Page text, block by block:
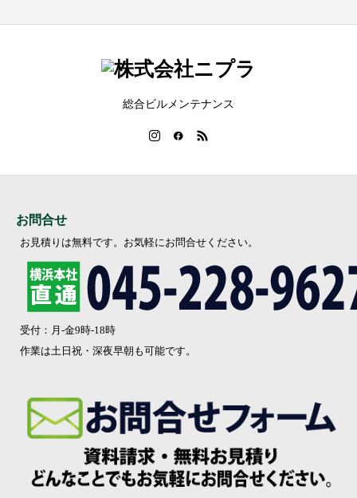
総合ビルメンテナンス
お問合せ
お見積りは無料です。お気軽にお問合せください。
受付：月-金9時-18時
作業は土日祝・深夜早朝も可能です。